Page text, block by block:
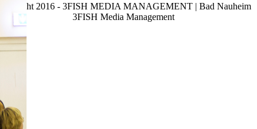
Copyright 2016 - 3FISH MEDIA MANAGEMENT | Bad Nauheim
3FISH Media Management